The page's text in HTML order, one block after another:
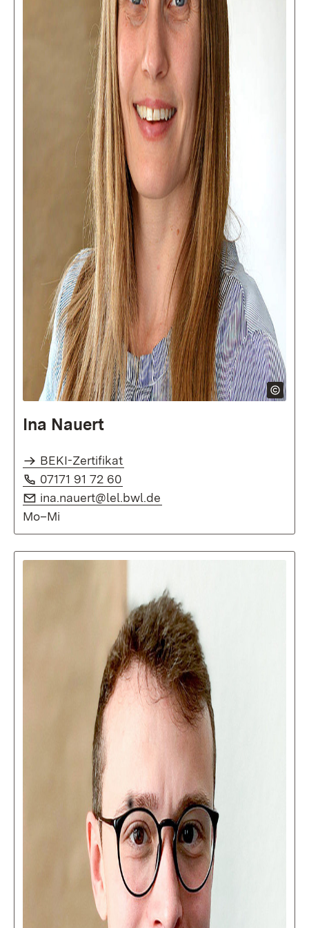
Ina Nauert
BEKI-Zertifikat
Telefon:
07171 91 72 60
E-Mail:
ina.nauert@lel.bwl.de
Mo–Mi